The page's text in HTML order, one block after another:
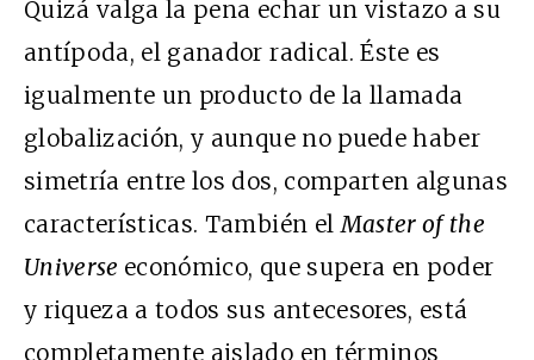
Quizá valga la pena echar un vistazo a su
antípoda, el ganador radical. Éste es
igualmente un producto de la llamada
globalización, y aunque no puede haber
simetría entre los dos, comparten algunas
características. También elMaster of the
Universe económico, que supera en poder
y riqueza a todos sus antecesores, está
completamente aislado en términos